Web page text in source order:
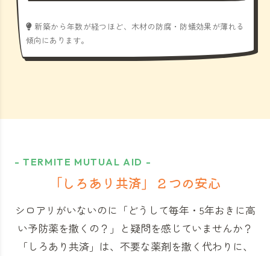
新築から年数が経つほど、木材の防腐・防蟻効果が薄れる
傾向にあります。
- TERMITE MUTUAL AID -
「しろあり共済」 ２つの安心
シロアリがいないのに「どうして毎年・5年おきに高
い予防薬を撒くの？」と 疑問を感じていませんか？
「しろあり共済」 は、不要な薬剤を撒く代わりに、